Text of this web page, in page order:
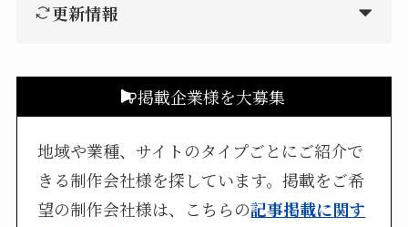
更新情報
掲載企業様を大募集
地域や業種、サイトのタイプごとにご紹介で
きる制作会社様を探しています。掲載をご希
望の制作会社様は、こちらの記事掲載に関す